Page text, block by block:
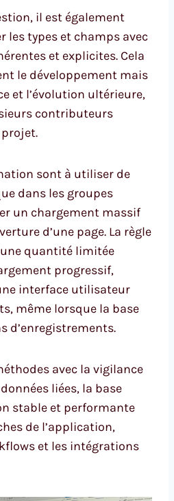
il est également
les types et champs avec
et explicites. Cela
le développement mais
et l’évolution ultérieure,
contributeurs
sont à utiliser de
dans les groupes
un chargement massif
d’une page. La règle
quantité limitée
progressif,
interface utilisateur
même lorsque la base
d’enregistrements.
avec la vigilance
liées, la base
stable et performante
de l’application,
et les intégrations